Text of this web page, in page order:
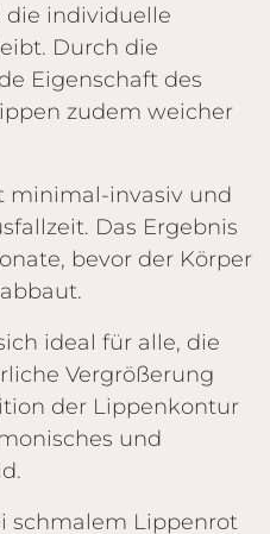
die individuelle
Durch die
Eigenschaft des
zudem weicher
minimal-invasiv und
Das Ergebnis
bevor der Körper
ideal für alle, die
Vergrößerung
der Lippenkontur
und
schmalem Lippenrot